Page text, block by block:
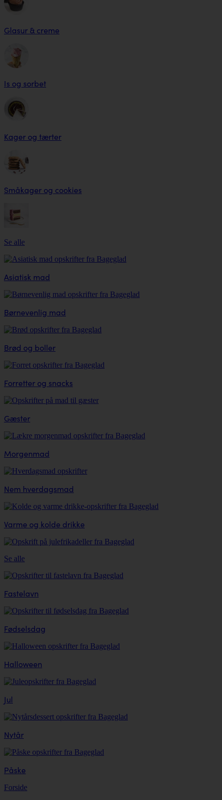
Glasur & creme
Is og sorbet
Kager og tærter
Småkager og cookies
Se alle
Asiatisk mad
Børnevenlig mad
Brød og boller
Forretter og snacks
Gæster
Morgenmad
Nem hverdagsmad
Varme og kolde drikke
Se alle
Fastelavn
Fødselsdag
Halloween
Jul
Nytår
Påske
Forside